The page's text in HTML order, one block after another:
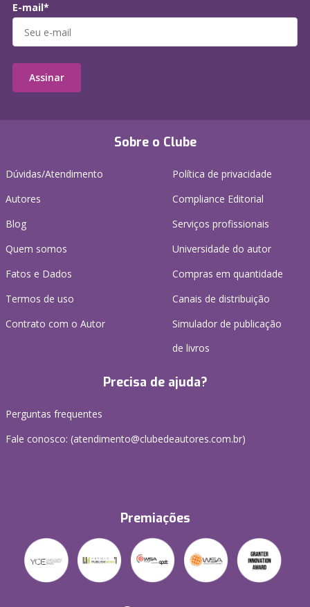
Sobre o Clube
Dúvidas/Atendimento
Autores
Blog
Quem somos
Fatos e Dados
Termos de uso
Contrato com o Autor
Política de privacidade
Compliance Editorial
Serviços profissionais
Universidade do autor
Compras em quantidade
Canais de distribuição
Simulador de publicação
de livros
Precisa de ajuda?
Perguntas frequentes
Fale conosco: (atendimento@clubedeautores.com.br)
Premiações
E-mail*
Assinar